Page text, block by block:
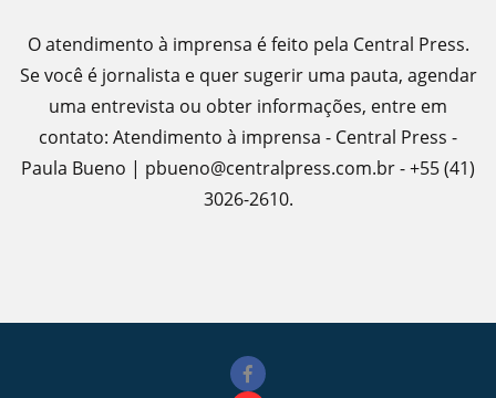
O atendimento à imprensa é feito pela Central Press.
Se você é jornalista e quer sugerir uma pauta, agendar
uma entrevista ou obter informações, entre em
contato: Atendimento à imprensa - Central Press -
Paula Bueno | pbueno@centralpress.com.br - +55 (41)
3026-2610.